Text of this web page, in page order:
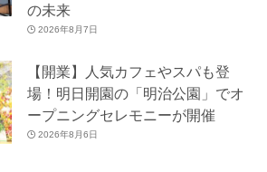
の未来
2026年8月7日
【開業】人気カフェやスパも登
場！明日開園の「明治公園」でオ
ープニングセレモニーが開催
2026年8月6日